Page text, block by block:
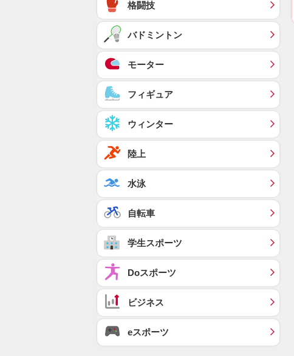
格闘技
バドミントン
モーター
フィギュア
ウィンター
陸上
水泳
自転車
学生スポーツ
Doスポーツ
ビジネス
eスポーツ